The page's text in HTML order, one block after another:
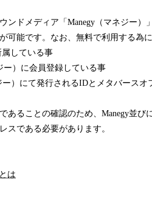
ンドメディア「Manegy（マネジー
可能です。なお、無料で利用する為
している事
ー）に会員登録している事
）にて発行されるIDとメタバース
あることの確認のため、Manegy並
スである必要があります。
は